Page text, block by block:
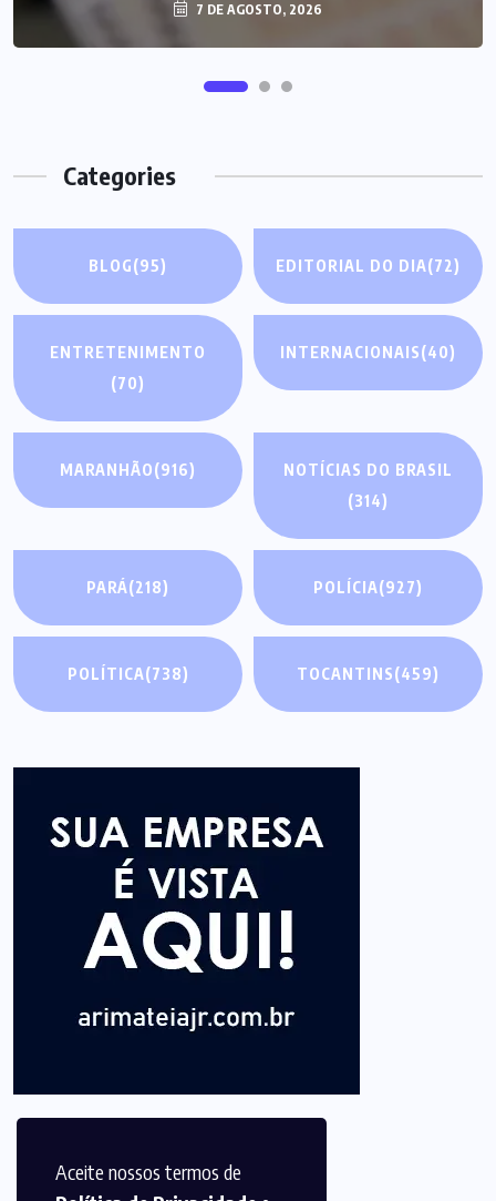
Aceite nossos termos de
7 DE AGOSTO, 2026
Categories
BLOG(95) EDITORIAL DO DIA(72)
ENTRETENIMENTO
(70)
INTERNACIONAIS(40)
MARANHÃO(916)
NOTÍCIAS DO BRASIL
(314)
PARÁ(218) POLÍCIA(927)
POLÍTICA(738) TOCANTINS(459)